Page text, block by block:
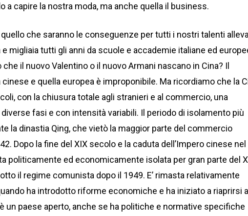
a capire la nostra moda, ma anche quella il business.
che saranno le conseguenze per tutti i nostri talenti
migliaia tutti gli anni da scuole e accademie italiane ed
il nuovo Valentino o il nuovo Armani nascano in Cina? Il
e quella europea è improponibile. Ma ricordiamo che la
con la chiusura totale agli stranieri e al commercio, una
fasi e con intensità variabili. Il periodo di isolamento più
la dinastia Qing, che vietò la maggior parte del commercio
Dopo la fine del XIX secolo e la caduta dell’Impero cinese nel
politicamente ed economicamente isolata per gran parte del
il regime comunista dopo il 1949. E’ rimasta relativamente
ha introdotto riforme economiche e ha iniziato a riaprirsi
un paese aperto, anche se ha politiche e normative specifiche